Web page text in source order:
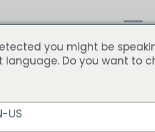
you might be
language. Do you want to
US